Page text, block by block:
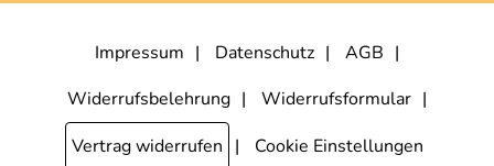
kann ich jederzeit mit Wirkung für die Zukunft widerrufen, indem ich
den Link "Abmelden" am Ende des Newsletters anklicke. Die
Impressum Datenschutz
AGB
Widerrufsbelehrung
Widerrufsformular
Vertrag widerrufen
Cookie Einstellungen